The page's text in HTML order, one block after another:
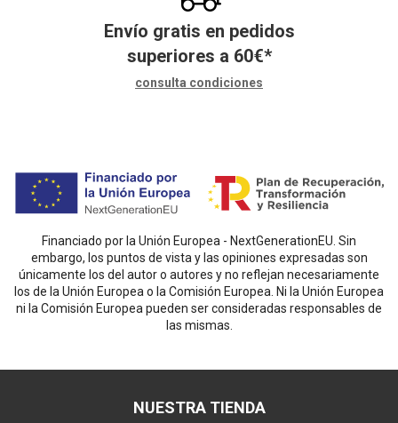
Envío gratis en pedidos
superiores a 60€*
consulta condiciones
Financiado por la Unión Europea - NextGenerationEU. Sin
embargo, los puntos de vista y las opiniones expresadas son
únicamente los del autor o autores y no reflejan necesariamente
los de la Unión Europea o la Comisión Europea. Ni la Unión Europea
ni la Comisión Europea pueden ser consideradas responsables de
las mismas.
NUESTRA TIENDA